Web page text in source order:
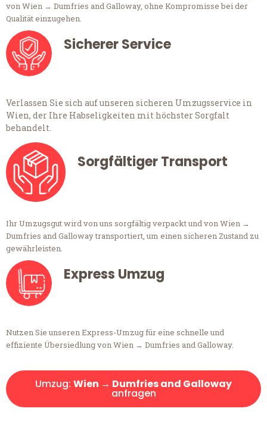
von Wien → Dumfries and Galloway, ohne Kompromisse bei der
Qualität einzugehen.
Sicherer Service
Verlassen Sie sich auf unseren sicheren Umzugsservice in
Wien, der Ihre Habseligkeiten mit höchster Sorgfalt
behandelt.
Sorgfältiger Transport
Ihr Umzugsgut wird von uns sorgfältig verpackt und von Wien →
Dumfries and Galloway transportiert, um einen sicheren Zustand zu
gewährleisten.
Express Umzug
Nutzen Sie unseren Express-Umzug für eine schnelle und
effiziente Übersiedlung von Wien → Dumfries and Galloway.
Umzug: Wien → Dumfries and Galloway
anfragen